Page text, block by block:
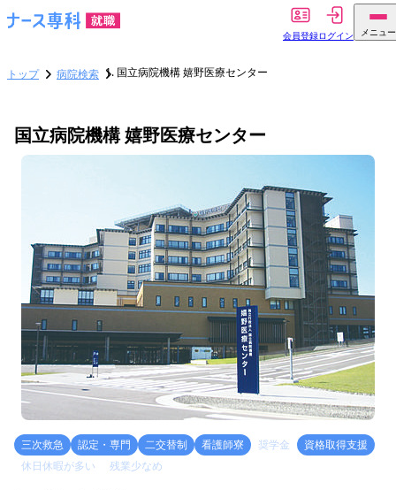
会員登録ログイン メニュー
トップ 病院検索 国立病院機構 嬉野医療センター
国立病院機構 嬉野医療センター
三次救急 認定・専門 二交替制 看護師寮 奨学金
資格取得支援
休日休暇が多い
残業少なめ